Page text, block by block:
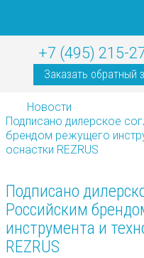
Заказать обратный
+7 (495) 215-
Новости
Подписано дилерское
брендом режущего
оснастки REZRUS
Подписано
Российским
инструмента и
REZRUS